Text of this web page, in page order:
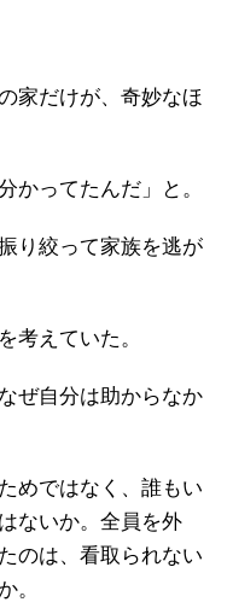
家だけが、奇妙なほ
かってたんだ」と。
り絞って家族を逃が
考えていた。
ぜ自分は助からなか
めではなく、誰もい
ないか。全員を外
のは、看取られない
。